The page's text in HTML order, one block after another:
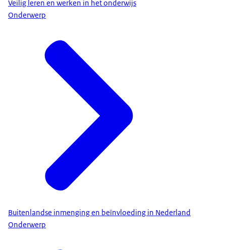
Veilig leren en werken in het onderwijs
Onderwerp
Buitenlandse inmenging en beïnvloeding in Nederland
Onderwerp